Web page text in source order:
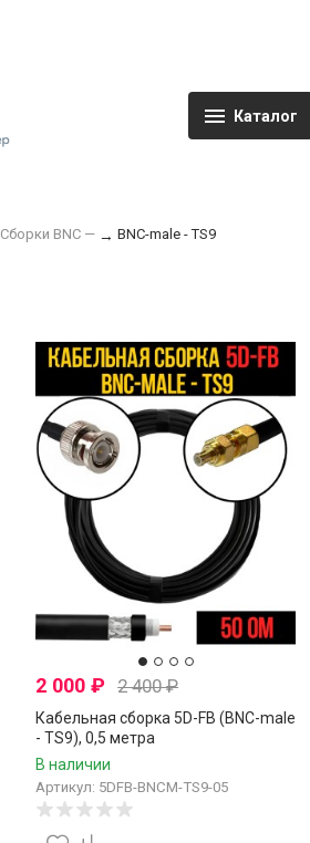
Каталог
Сборки BNC — → BNC-male - TS9
2 000 ₽ 2 400₽
Кабельная сборка 5D-FB (BNC-male
- TS9), 0,5 метра
В наличии
Артикул: 5DFB-BNCM-TS9-05